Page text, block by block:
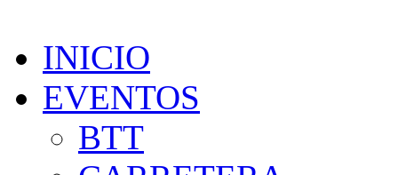
INICIO
EVENTOS
BTT